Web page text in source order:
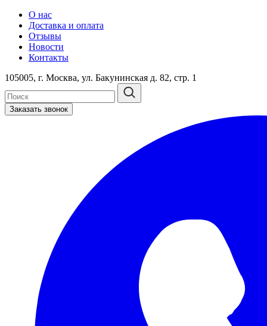
О нас
Доставка и оплата
Отзывы
Новости
Контакты
105005, г. Москва, ул. Бакунинская д. 82, стр. 1
Заказать звонок